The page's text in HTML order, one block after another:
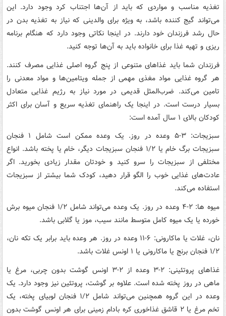
تغذیه مناسب و مواردی که باید از آن‌ها اجتناب کرد وجود دارد. این
می‌تواند گیج کننده باشد، به ویژه برای والدینی که نیاز به تغذیه بدن در
حال رشد فرزندان خود دارند. در اینجا نکاتی وجود دارد که هنگام برنامه
ریزی و تهیه غذا برای خانواده باید به آن‌ها توجه کنید.
فرزندان شما باید غذاهای متنوعی از پنج گروه اصلی غذایی مصرف کنند.
هر گروه غذایی مواد مغذی مهمی از جمله ویتامین‌ها و مواد معدنی را
تامین می‌کند. ضرب‌المثل قدیمی در مورد نیاز به رژیم غذایی متعادل
بسیار درست است. در اینجا یک راهنمای تغذیه سریع و آسان برای اکثر
کودکان بالای ۱ سال آمده است:
سبزیجات: ۳-۵ وعده در روز. یک وعده ممکن است شامل ۱ فنجان
سبزیجات برگ خام یا ۱/۲ فنجان سبزیجات دیگر، خام یا پخته باشد. انواع
مختلفی از سبزیجات را سرو کنید و خودتان مقدار زیادی بخورید. اگر
عادت‌های غذایی خوب را الگو قرار دهید، کودک شما بیشتر از سبزیجات
استفاده می‌کند.
میوه ها: ۲-۴ وعده در روز. یک وعده می‌تواند شامل ۱/۲ فنجان میوه برش
خورده یا یک میوه کامل متوسط ​​مانند سیب، موز یا گلابی باشد.
نان، غلات یا ماکارونی: ۶-۱۱ وعده در روز. هر وعده باید برابر یک تکه نان،
۱/۲ فنجان برنج یا ماکارونی یا ۱ اونس غلات باشد.
غذاهای پروتئینی: ۲-۳ وعده از ۲-۳ اونس گوشت بدون چربی، مرغ یا
ماهی در روز پخته شده است. علاوه بر گوشت، پروتئین نیز وجود دارد. یک
وعده در این گروه همچنین می‌تواند شامل ۱/۲ فنجان لوبیای پخته، یک
تخم مرغ یا ۲ قاشق غذاخوری کره بادام زمینی برای هر اونس گوشت بدون